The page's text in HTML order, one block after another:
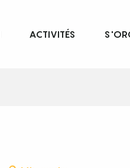
ACTIVITÉS